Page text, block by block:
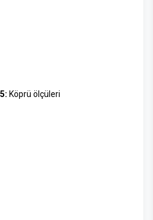
Köprü ölçüleri